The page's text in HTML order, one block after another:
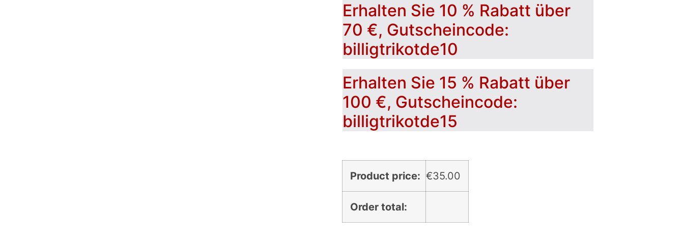
Erhalten Sie 10 % Rabatt über
70 €, Gutscheincode:
billigtrikotde10
Erhalten Sie 15 % Rabatt über
100 €, Gutscheincode:
billigtrikotde15
Product price: €35.00
Order total: